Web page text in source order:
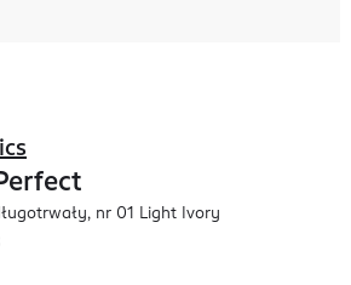
nr 01 Light Ivory